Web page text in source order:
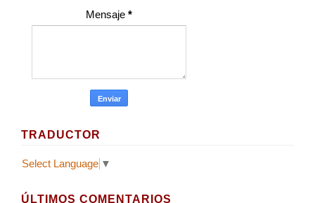
Mensaje *
TRADUCTOR
Select Language ▼
ÚLTIMOS COMENTARIOS